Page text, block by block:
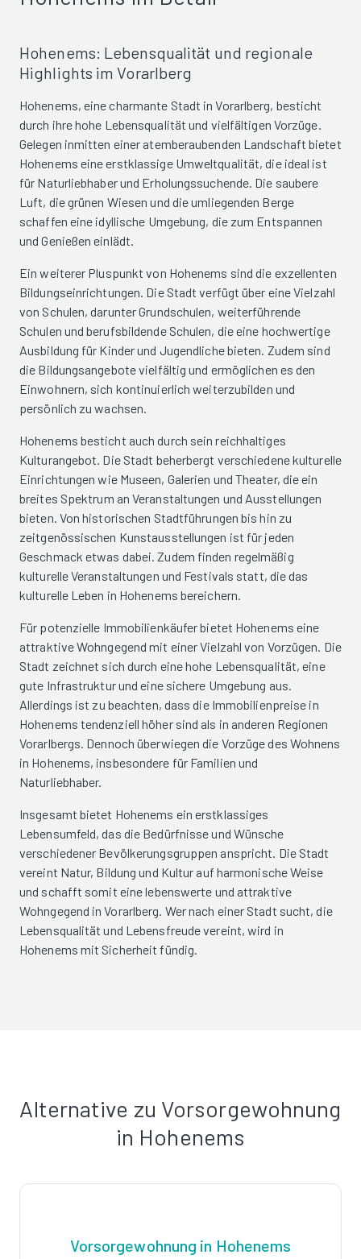
Hohenems: Lebensqualität und regionale
Highlights im Vorarlberg
Hohenems, eine charmante Stadt in Vorarlberg, besticht
durch ihre hohe Lebensqualität und vielfältigen Vorzüge.
Gelegen inmitten einer atemberaubenden Landschaft bietet
Hohenems eine erstklassige Umweltqualität, die ideal ist
für Naturliebhaber und Erholungssuchende. Die saubere
Luft, die grünen Wiesen und die umliegenden Berge
schaffen eine idyllische Umgebung, die zum Entspannen
und Genießen einlädt.
Ein weiterer Pluspunkt von Hohenems sind die exzellenten
Bildungseinrichtungen. Die Stadt verfügt über eine Vielzahl
von Schulen, darunter Grundschulen, weiterführende
Schulen und berufsbildende Schulen, die eine hochwertige
Ausbildung für Kinder und Jugendliche bieten. Zudem sind
die Bildungsangebote vielfältig und ermöglichen es den
Einwohnern, sich kontinuierlich weiterzubilden und
persönlich zu wachsen.
Hohenems besticht auch durch sein reichhaltiges
Kulturangebot. Die Stadt beherbergt verschiedene kulturelle
Einrichtungen wie Museen, Galerien und Theater, die ein
breites Spektrum an Veranstaltungen und Ausstellungen
bieten. Von historischen Stadtführungen bis hin zu
zeitgenössischen Kunstausstellungen ist für jeden
Geschmack etwas dabei. Zudem finden regelmäßig
kulturelle Veranstaltungen und Festivals statt, die das
kulturelle Leben in Hohenems bereichern.
Für potenzielle Immobilienkäufer bietet Hohenems eine
attraktive Wohngegend mit einer Vielzahl von Vorzügen. Die
Stadt zeichnet sich durch eine hohe Lebensqualität, eine
gute Infrastruktur und eine sichere Umgebung aus.
Allerdings ist zu beachten, dass die Immobilienpreise in
Hohenems tendenziell höher sind als in anderen Regionen
Vorarlbergs. Dennoch überwiegen die Vorzüge des Wohnens
in Hohenems, insbesondere für Familien und
Naturliebhaber.
Insgesamt bietet Hohenems ein erstklassiges
Lebensumfeld, das die Bedürfnisse und Wünsche
verschiedener Bevölkerungsgruppen anspricht. Die Stadt
vereint Natur, Bildung und Kultur auf harmonische Weise
und schafft somit eine lebenswerte und attraktive
Wohngegend in Vorarlberg. Wer nach einer Stadt sucht, die
Lebensqualität und Lebensfreude vereint, wird in
Hohenems mit Sicherheit fündig.
Alternative zu Vorsorgewohnung
in Hohenems
Vorsorgewohnung in Hohenems